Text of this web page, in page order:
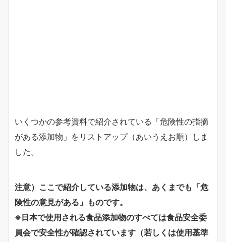
いくつかの参考資料で紹介されている「危険性の指摘
がある添加物」をリストアップ（あいうえお順）しま
した。
注意）ここで紹介している添加物は、あくまでも「危
険性の意見がある」ものです。
※日本で使用される食品添加物のすべては食品安全委
員会で安全性が確認されています（若しくは使用基準